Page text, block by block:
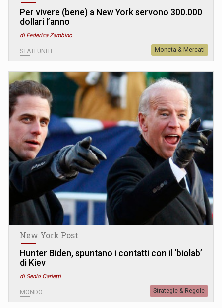
Per vivere (bene) a New York servono 300.000
dollari l’anno
di Federica Zambino
STATI UNITI Moneta & Mercati
New York Post
Hunter Biden, spuntano i contatti con il ‘biolab’
di Kiev
di Senio Carletti
MONDO Strategie & Regole